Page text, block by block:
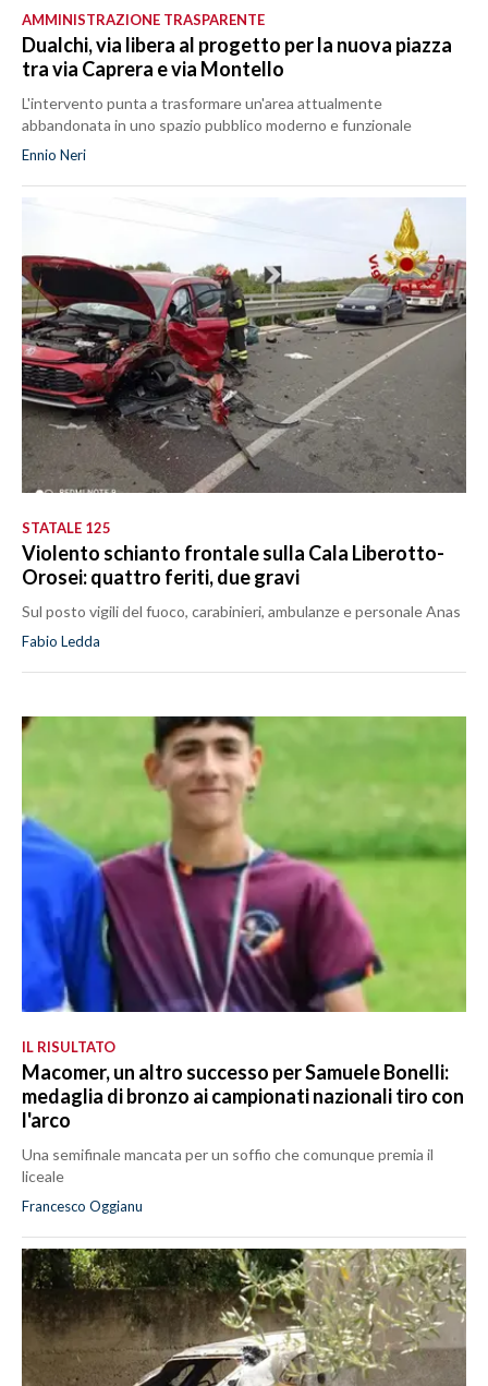
AMMINISTRAZIONE TRASPARENTE
Dualchi, via libera al progetto per la nuova piazza
tra via Caprera e via Montello
L'intervento punta a trasformare un'area attualmente
abbandonata in uno spazio pubblico moderno e funzionale
Ennio Neri
STATALE 125
Violento schianto frontale sulla Cala Liberotto-
Orosei: quattro feriti, due gravi
Sul posto vigili del fuoco, carabinieri, ambulanze e personale Anas
Fabio Ledda
IL RISULTATO
Macomer, un altro successo per Samuele Bonelli:
medaglia di bronzo ai campionati nazionali tiro con
l'arco
Una semifinale mancata per un soffio che comunque premia il
liceale
Francesco Oggianu